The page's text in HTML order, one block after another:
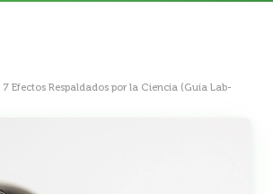
Efectos Respaldados por la Ciencia (Guía Lab-